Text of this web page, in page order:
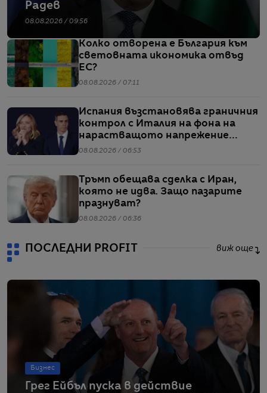
Радев
08.08.2026 / 09:56
Колко отворена е България към
световната икономика отвъд
ЕС?
08.08.2026 / 07:11
Испания възстановява граничния
контрол с Италия на фона на
нарастващото напрежение
заради мигрантите
08.08.2026 / 06:53
Тръмп обещава сделка с Иран,
която не идва. Защо пазарите
празнуват?
08.08.2026 / 06:36
ПОСЛЕДНИ PROFIT виж още
Бизнес
Грег Ейбъл пуска в действие